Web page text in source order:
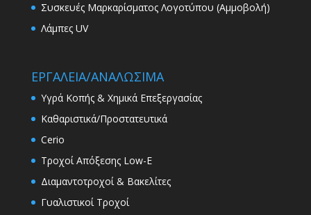
Συσκευές Μαρκαρίσματος Λογοτύπου (Αμμοβολή)
Λάμπες UV
ΕΡΓΑΛΕΙΑ/ΑΝΑΛΩΣΙΜΑ
Υγρά Κοπής & Χημικά Επεξεργασίας
Καθαριστικά/Προστατευτικά
Cerio
Τροχοί Απόξεσης Low-E
Διαμαντοτροχοί & Βακελίτες
Γυαλιστικοί Τροχοί